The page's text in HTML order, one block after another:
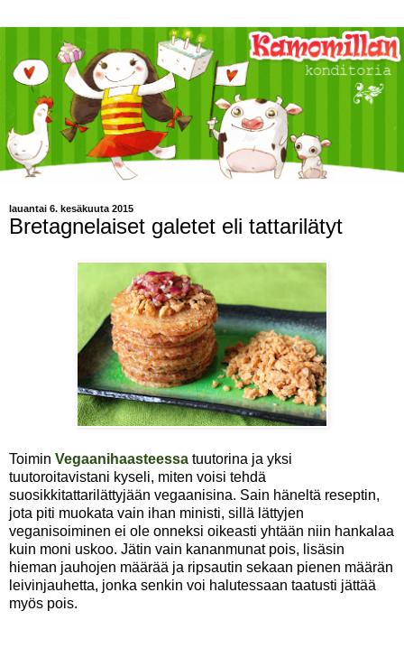
lauantai 6. kesäkuuta 2015
Bretagnelaiset galetet eli tattarilätyt
Toimin Vegaanihaasteessa tuutorina ja yksi
tuutoroitavistani kyseli, miten voisi tehdä
suosikkitattarilättyjään vegaanisina. Sain häneltä reseptin,
jota piti muokata vain ihan ministi, sillä lättyjen
veganisoiminen ei ole onneksi oikeasti yhtään niin hankalaa
kuin moni uskoo. Jätin vain kananmunat pois, lisäsin
hieman jauhojen määrää ja ripsautin sekaan pienen määrän
leivinjauhetta, jonka senkin voi halutessaan taatusti jättää
myös pois.